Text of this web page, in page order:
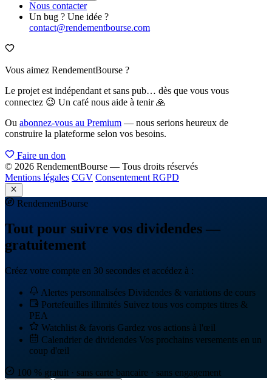
Nous contacter
Un bug ? Une idée ?
contact@rendementbourse.com
Vous aimez RendementBourse ?
Le projet est indépendant et sans pub… dès que vous vous
connectez 😉 Un café nous aide à tenir 🙏
Ou abonnez-vous au Premium — nous serions heureux de
construire la plateforme selon vos besoins.
Faire un don
© 2026 RendementBourse — Tous droits réservés
Mentions légales CGV Consentement RGPD
RendementBourse
Tout pour suivre vos dividendes —
gratuitement
Créez votre compte en 30 secondes et accédez à :
Alertes personnalisées Dividendes & variations de cours
Portefeuilles illimités Suivez tous vos comptes titres &
PEA
Watchlist & favoris Gardez vos actions à l'œil
Calendrier de dividendes Vos prochains versements en un
coup d'œil
100 % gratuit · sans carte bancaire · sans engagement